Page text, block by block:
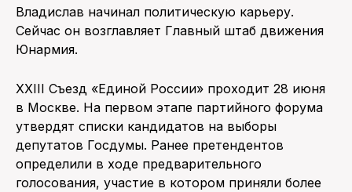
Владислав начинал политическую карьеру.
Сейчас он возглавляет Главный штаб движения
Юнармия.
XXIII Съезд «Единой России» проходит 28 июня
в Москве. На первом этапе партийного форума
утвердят списки кандидатов на выборы
депутатов Госдумы. Ранее претендентов
определили в ходе предварительного
голосования, участие в котором приняли более